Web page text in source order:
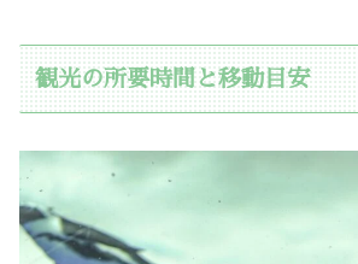
観光の所要時間と移動目安